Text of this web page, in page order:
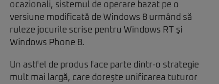
ocazionali, sistemul de operare bazat pe o
versiune modificată de Windows 8 urmând să
ruleze jocurile scrise pentru Windows RT şi
Windows Phone 8.
Un astfel de produs face parte dintr-o strategie
mult mai largă, care doreşte unificarea tuturor